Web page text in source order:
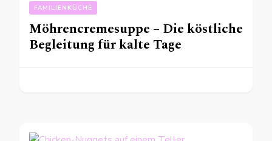
FAMILIENKÜCHE
Möhrencremesuppe – Die köstliche
Begleitung für kalte Tage